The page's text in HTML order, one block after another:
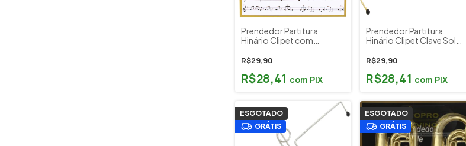
Prendedor Partitura
Hinário Clipet com
Paganini Cód. PPT080
R$29,90
R$28,41 com PIX
Prendedor Partitura
Hinário Clipet Clave Sol
R$29,90
R$28,41 com PIX
ESGOTADO
GRÁTIS
ESGOTADO
GRÁTIS